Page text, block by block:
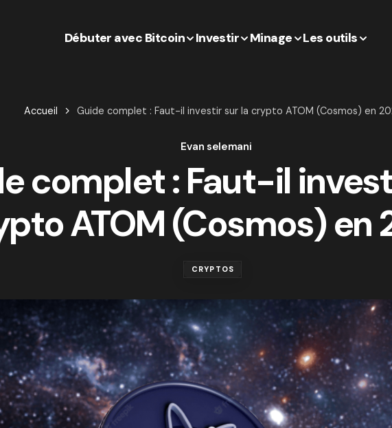
Débuter avec Bitcoin Investir Minage Les outils
Accueil Guide complet : Faut-il investir sur la crypto ATOM (Cosmos) en
Evan selemani
complet : Faut-il
ATOM (Cosmos) en
CRYPTOS